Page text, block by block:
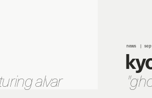
alvar
news sep